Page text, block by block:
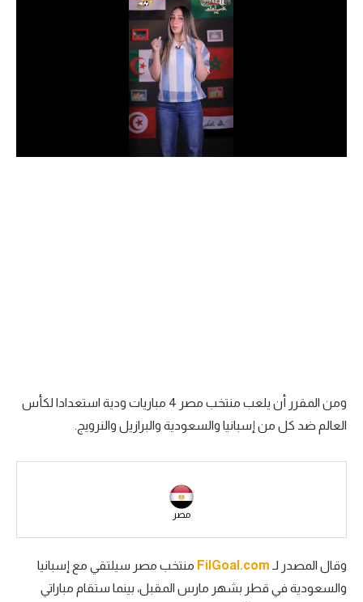
الدوري السعودي للمحترفين
منتخب مصر
سعودي في الجول
الدوري الإنجليزي
رياضات أخرى
ومن المقرر أن يلعب منتخب مصر 4 مباريات ودية استعدادا لكأس
العالم ضد كل من إسبانيا والسعودية والبرازيل والنرويج.
مصر
وقال المصدر لـ FilGoal.com منتخب مصر سيلتقي مع إسبانيا
والسعودية في قطر بشهر مارس المقبل، بينما ستقام مباراتي